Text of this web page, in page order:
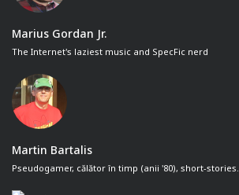
Marius Gordan Jr.
The Internet's laziest music and SpecFic nerd
Martin Bartalis
Pseudogamer, călător în timp (anii '80), short-stories.